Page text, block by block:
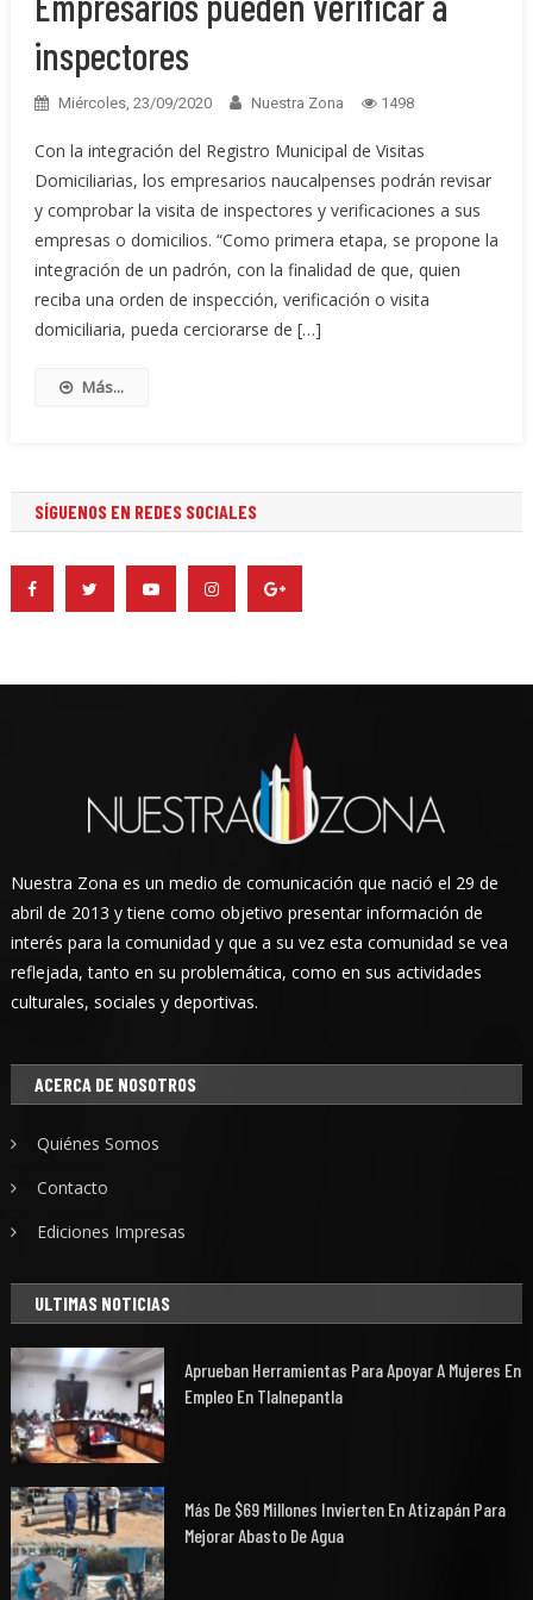
inspectores
Miércoles, 23/09/2020 Nuestra Zona 1498
Con la integración del Registro Municipal de Visitas
Domiciliarias, los empresarios naucalpenses podrán revisar
y comprobar la visita de inspectores y verificaciones a sus
empresas o domicilios. “Como primera etapa, se propone la
integración de un padrón, con la finalidad de que, quien
reciba una orden de inspección, verificación o visita
domiciliaria, pueda cerciorarse de […]
Más...
SÍGUENOS EN REDES SOCIALES
Nuestra Zona es un medio de comunicación que nació el 29 de
abril de 2013 y tiene como objetivo presentar información de
interés para la comunidad y que a su vez esta comunidad se vea
reflejada, tanto en su problemática, como en sus actividades
culturales, sociales y deportivas.
ACERCA DE NOSOTROS
Quiénes Somos
Contacto
Ediciones Impresas
ULTIMAS NOTICIAS
Aprueban Herramientas Para Apoyar A Mujeres En
Empleo En Tlalnepantla
Más De $69 Millones Invierten En Atizapán Para
Mejorar Abasto De Agua